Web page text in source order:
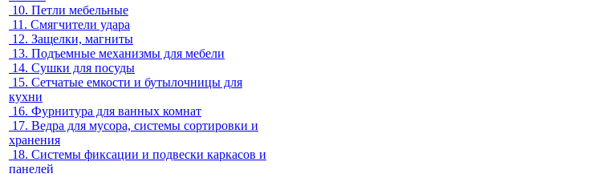
10. Петли мебельные
11. Смягчители удара
12. Защелки, магниты
13. Подъемные механизмы для мебели
14. Сушки для посуды
15. Сетчатые емкости и бутылочницы для
кухни
16. Фурнитура для ванных комнат
17. Ведра для мусора, системы сортировки и
хранения
18. Системы фиксации и подвески каркасов и
панелей